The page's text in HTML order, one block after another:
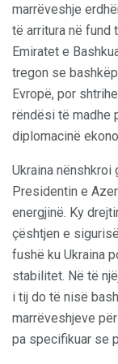
marrëveshje
të arritura në fund
Emiratet e
tregon se
Evropë, por
rëndësi të madhe
diplomacinë
Ukraina nënshkroi
Presidentin e
energjinë. Ky
çështjen e
fushë ku Ukraina
stabilitet. Në të
i tij do të nisë
marrëveshjeve
pa specifikuar se